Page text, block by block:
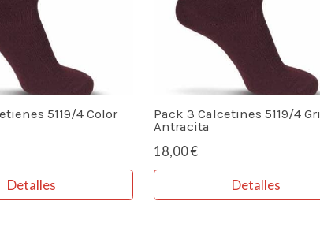
5119/4 Color
Detalles
Pack 3 Calcetines 5119/4
Antracita
18,00 €
Detalles